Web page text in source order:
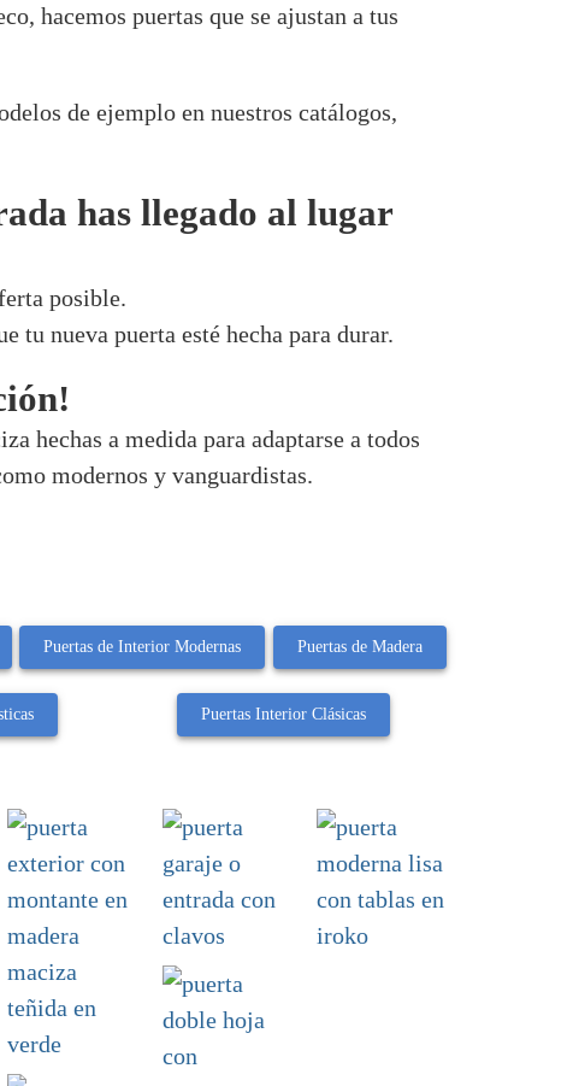
hacemos puertas que se ajustan a tus
de ejemplo en nuestros catálogos,
has llegado al lugar
posible.
tu nueva puerta esté hecha para durar.
hechas a medida para adaptarse a todos
modernos y vanguardistas.
Puertas de Interior Modernas Puertas de Madera
Puertas Interior Clásicas